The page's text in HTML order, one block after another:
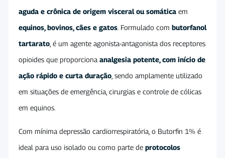
aguda e crônica de origem visceral ou somática em
equinos, bovinos, cães e gatos. Formulado com butorfanol
tartarato , é um agente agonista-antagonista dos receptores
opioides que proporciona analgesia potente, com início de
ação rápido e curta duração , sendo amplamente utilizado
em situações de emergência, cirurgias e controle de cólicas
em equinos.
Com mínima depressão cardiorrespiratória, o Butorfin 1% é
ideal para uso isolado ou como parte de protocolos